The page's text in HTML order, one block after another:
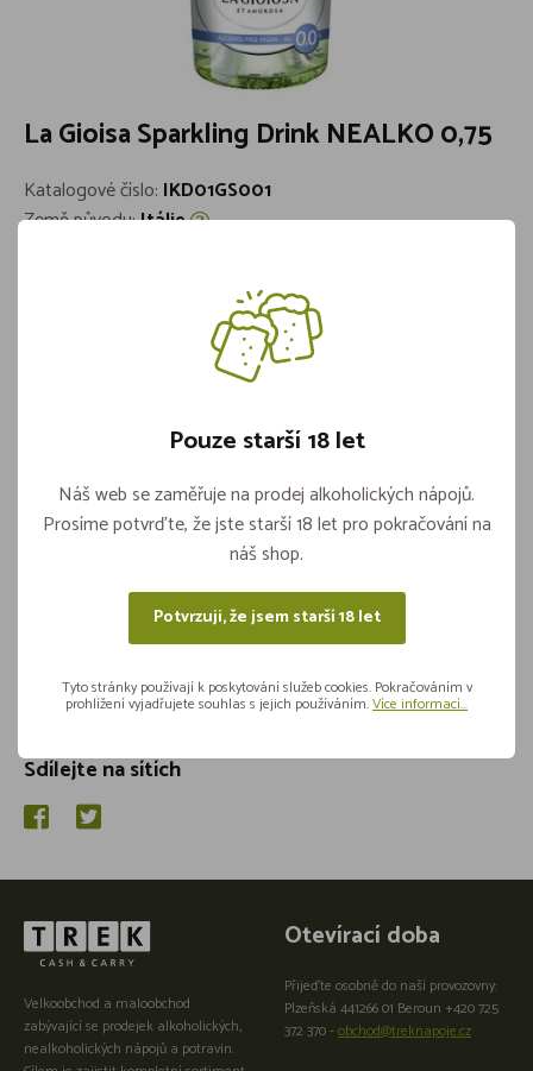
La Gioisa Sparkling Drink NEALKO 0,75
Katalogové číslo: IKD01GS001
Země původu:Itálie
146,-
ks Vložit do košíku
Sdílejte na sítích
Velkoobchod a maloobchod
zabývající se prodejek alkoholických,
nealkoholických nápojů a potravin.
Otevírací doba
Přijeďte osobně do naší provozovny:
Plzeňská 441266 01 Beroun +420 725
372 370 -obchod@treknapoje.cz
Pouze starší 18 let
Náš web se zaměřuje na prodej alkoholických nápojů.
Prosíme potvrďte, že jste starší 18 let pro pokračování na
náš shop.
Potvrzuji, že jsem starší 18 let
Tyto stránky používají k poskytování služeb cookies. Pokračováním v
prohlížení vyjadřujete souhlas s jejich používáním.Více informací...